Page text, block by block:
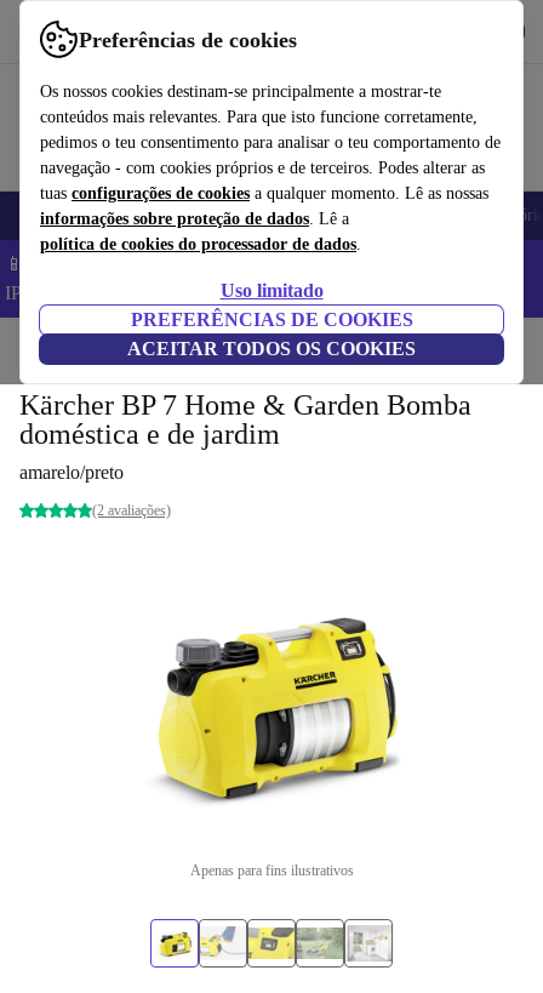
Preferências de cookies
Os nossos cookies destinam-se principalmente a mostrar-te
conteúdos mais relevantes. Para que isto funcione corretamente,
pedimos o teu consentimento para analisar o teu comportamento de
navegação - com cookies próprios e de terceiros. Podes alterar as
tuas configurações de cookies a qualquer momento. Lê as nossas
informações sobre proteção de dados. Lê a
política de cookies do processador de dados.
Uso limitado
PREFERÊNCIAS DE COOKIES
ACEITAR TODOS OS COOKIES
Use o refurbed de forma rápida e fácil
Telemóveis Computadores Portáteis Tablets
📱 Poupa 5% EXTRA em todos os iPhones – Código:
IPHONEDEAL –
Início Jardim Ferramentas de jardim
Kärcher BP 7 Home & Garden Bomba
doméstica e de jardim
amarelo/preto
(2 avaliações)
Apenas para fins ilustrativos